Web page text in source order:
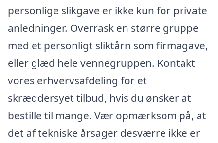
personlige slikgave er ikke kun for private
anledninger. Overrask en større gruppe
med et personligt sliktårn som firmagave,
eller glæd hele vennegruppen. Kontakt
vores erhvervsafdeling for et
skræddersyet tilbud, hvis du ønsker at
bestille til mange. Vær opmærksom på, at
det af tekniske årsager desværre ikke er